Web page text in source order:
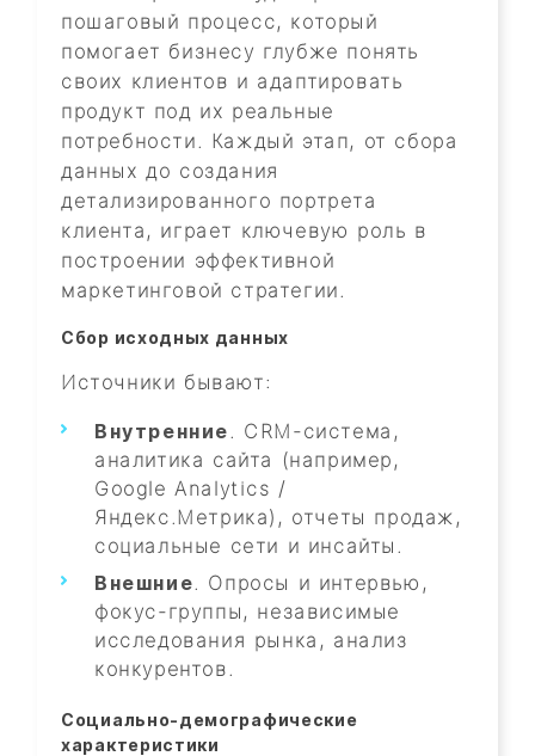
пошаговый процесс, который
помогает бизнесу глубже понять
своих клиентов и адаптировать
продукт под их реальные
потребности. Каждый этап, от сбора
данных до создания
детализированного портрета
клиента, играет ключевую роль в
построении эффективной
маркетинговой стратегии.
Сбор исходных данных
Источники бывают:
Внутренние . CRM-система,
аналитика сайта (например,
Google Analytics /
Яндекс.Метрика), отчеты продаж,
социальные сети и инсайты.
Внешние. Опросы и интервью,
фокус-группы, независимые
исследования рынка, анализ
конкурентов.
Социально-демографические
характеристики